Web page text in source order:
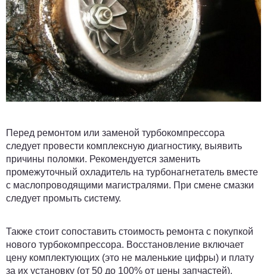
Перед ремонтом или заменой турбокомпрессора
следует провести комплексную диагностику, выявить
причины поломки. Рекомендуется заменить
промежуточный охладитель на турбонагнетатель вместе
с маслопроводящими магистралями. При смене смазки
следует промыть систему.
Также стоит сопоставить стоимость ремонта с покупкой
нового турбокомпрессора. Восстановление включает
цену комплектующих (это не маленькие цифры) и плату
за их установку (от 50 до 100% от цены запчастей).